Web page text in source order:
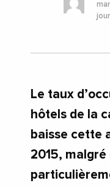
Le taux
hôtels de la
baisse cette
2015,